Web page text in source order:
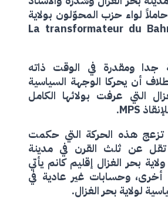
لواء حزب المحوّلون بولاية
La transformateur du
ومقدرة في الوقت ذاته
أن يحركا الوجهة السياسية
التي عرفت بولائها الكامل
MPS
.
هذه الحركة التي حكمت
تقل عن ثلث القرن في مدينة
بحر الغزال إقليم كانم يأتي
أخرى، وحسابات غير عادية في
لولاية بحر الغزال.